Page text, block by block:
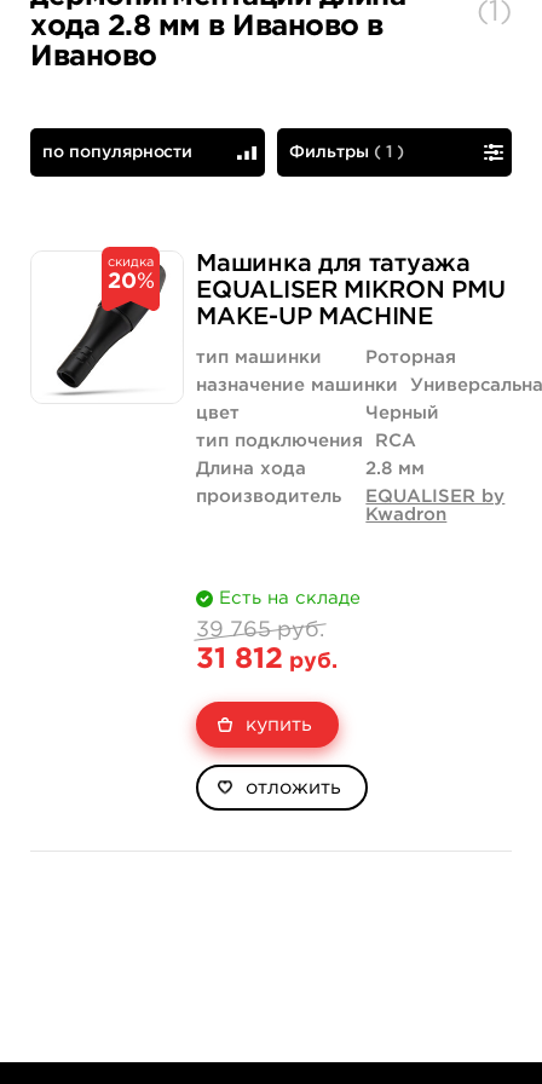
Фильтры (1 )
по популярности
хода 2.8 мм в Иваново в
Иваново
(1 )
скидка
20%
Машинка для татуажа
EQUALISER MIKRON PMU
MAKE-UP MACHINE
тип машинки
Роторная
назначение машинки
цвет
Черный
тип подключения
RCA
Длина хода
2.8 мм
производитель
EQUALISER by
Kwadron
Есть на складе
39 765 руб.
31 812 руб.
купить
отложить